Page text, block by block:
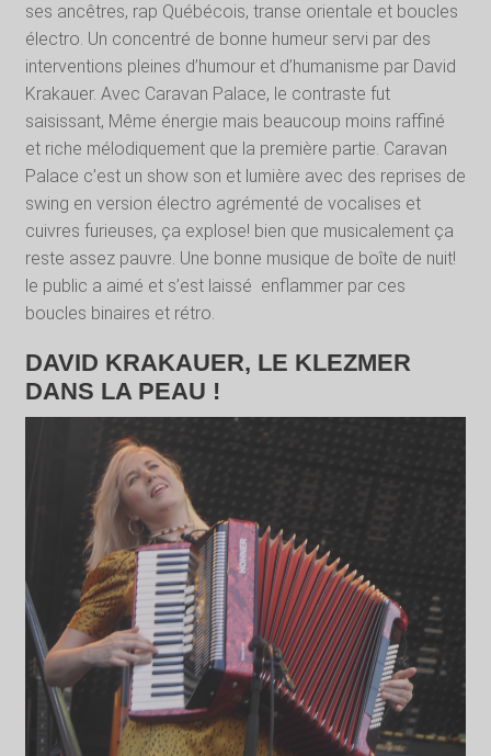
ses ancêtres, rap Québécois, transe orientale et boucles
électro. Un concentré de bonne humeur servi par des
interventions pleines d’humour et d’humanisme par David
Krakauer. Avec Caravan Palace, le contraste fut
saisissant, Même énergie mais beaucoup moins raffiné
et riche mélodiquement que la première partie. Caravan
Palace c’est un show son et lumière avec des reprises de
swing en version électro agrémenté de vocalises et
cuivres furieuses, ça explose! bien que musicalement ça
reste assez pauvre. Une bonne musique de boîte de nuit!
le public a aimé et s’est laissé enflammer par ces
boucles binaires et rétro.
DAVID KRAKAUER, LE KLEZMER
DANS LA PEAU !